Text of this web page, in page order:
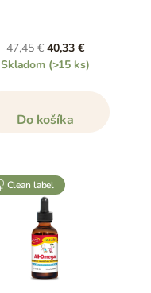
47,45 € 40,33 €
Skladom (>15 ks)
Do košíka
clean label